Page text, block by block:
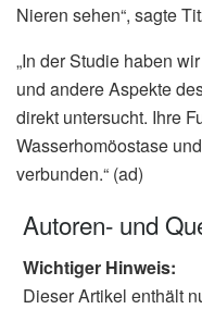
Nieren sehen“, sagte
„In der Studie haben
und andere Aspekte
direkt untersucht. Ihre
Wasserhomöostase
verbunden.“ (ad)
Autoren- und
Wichtiger Hinweis:
Dieser Artikel enthält